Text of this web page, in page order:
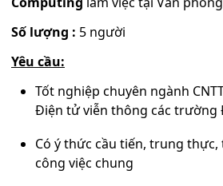
Số lượng : 5 người
Yêu cầu:
Tốt nghiệp chuyên ngành
Điện tử viễn thông các trường
Có ý thức cầu tiến, trung
công việc chung